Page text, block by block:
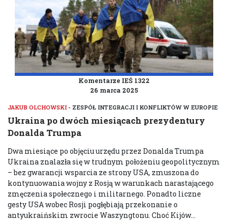
Komentarze IEŚ 1322
26 marca 2025
JAKUB OLCHOWSKI - ZESPÓŁ INTEGRACJI I KONFLIKTÓW W EUROPIE
Ukraina po dwóch miesiącach prezydentury
Donalda Trumpa
Dwa miesiące po objęciu urzędu przez Donalda Trumpa
Ukraina znalazła się w trudnym położeniu geopolitycznym
– bez gwarancji wsparcia ze strony USA, zmuszona do
kontynuowania wojny z Rosją w warunkach narastającego
zmęczenia społecznego i militarnego. Ponadto liczne
gesty USA wobec Rosji pogłębiają przekonanie o
antyukraińskim zwrocie Waszyngtonu. Choć Kijów...